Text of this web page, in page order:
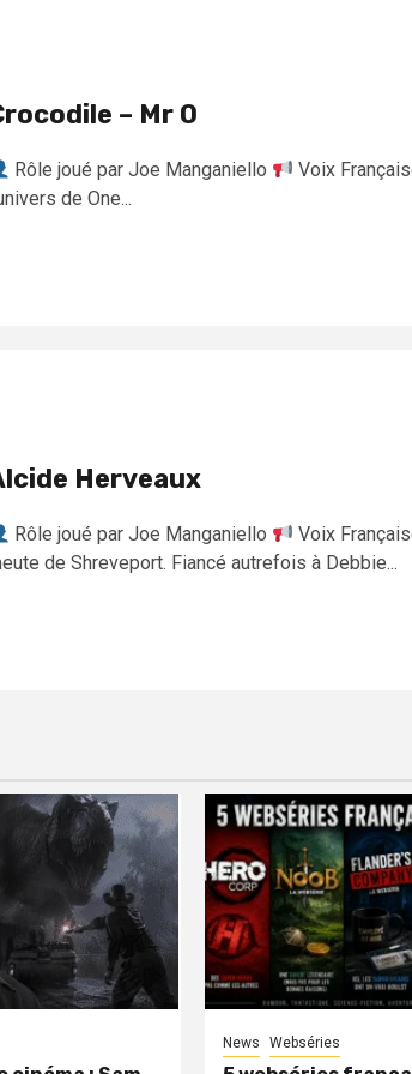
– Mr 0
Rôle joué par Joe Manganiello
Voix
de One...
Herveaux
Rôle joué par Joe Manganiello
Voix
de Shreveport. Fiancé autrefois à Debbie...
News Webséries